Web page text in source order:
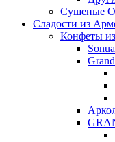
Сушеные
Сладости из
Конфеты